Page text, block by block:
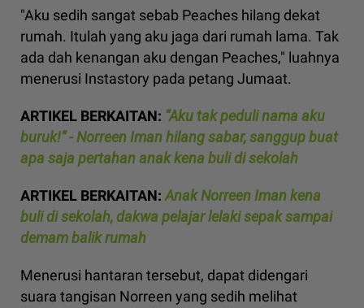
"Aku sedih sangat sebab Peaches hilang dekat
rumah. Itulah yang aku jaga dari rumah lama. Tak
ada dah kenangan aku dengan Peaches," luahnya
menerusi Instastory pada petang Jumaat.
ARTIKEL BERKAITAN: “Aku tak peduli nama aku
buruk!” - Norreen Iman hilang sabar, sanggup buat
apa saja pertahan anak kena buli di sekolah
ARTIKEL BERKAITAN: Anak Norreen Iman kena
buli di sekolah, dakwa pelajar lelaki sepak sampai
demam balik rumah
Menerusi hantaran tersebut, dapat didengari
suara tangisan Norreen yang sedih melihat